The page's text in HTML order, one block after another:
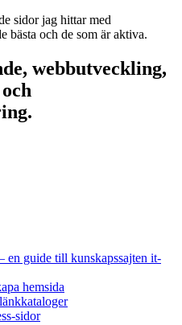
sidor jag hittar med
bästa och de som är aktiva.
webbutveckling,
en guide till kunskapssajten it-
hemsida
sidor